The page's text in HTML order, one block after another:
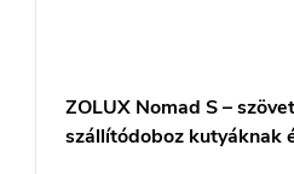
ZOLUX Nomad S – szövet
szállítódoboz kutyáknak